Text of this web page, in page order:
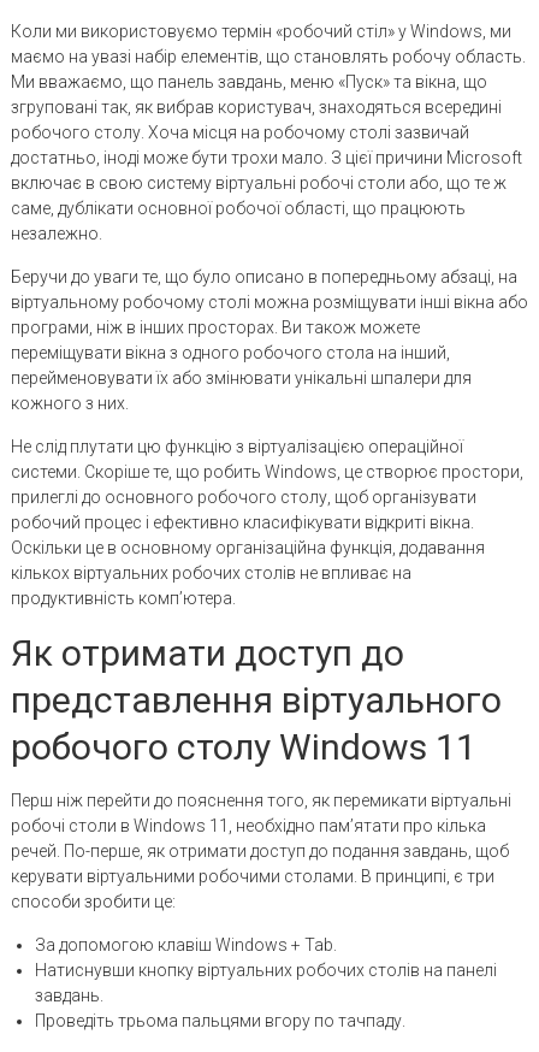
Коли ми використовуємо термін «робочий стіл» у Windows, ми
маємо на увазі набір елементів, що становлять робочу область.
Ми вважаємо, що панель завдань, меню «Пуск» та вікна, що
згруповані так, як вибрав користувач, знаходяться всередині
робочого столу. Хоча місця на робочому столі зазвичай
достатньо, іноді може бути трохи мало. З цієї причини Microsoft
включає в свою систему віртуальні робочі столи або, що те ж
саме, дублікати основної робочої області, що працюють
незалежно.
Беручи до уваги те, що було описано в попередньому абзаці, на
віртуальному робочому столі можна розміщувати інші вікна або
програми, ніж в інших просторах. Ви також можете
переміщувати вікна з одного робочого стола на інший,
перейменовувати їх або змінювати унікальні шпалери для
кожного з них.
Не слід плутати цю функцію з віртуалізацією операційної
системи. Скоріше те, що робить Windows, це створює простори,
прилеглі до основного робочого столу, щоб організувати
робочий процес і ефективно класифікувати відкриті вікна.
Оскільки це в основному організаційна функція, додавання
кількох віртуальних робочих столів не впливає на
продуктивність комп’ютера.
Як отримати доступ до
представлення віртуального
робочого столу Windows 11
Перш ніж перейти до пояснення того, як перемикати віртуальні
робочі столи в Windows 11, необхідно пам’ятати про кілька
речей. По-перше, як отримати доступ до подання завдань, щоб
керувати віртуальними робочими столами. В принципі, є три
способи зробити це:
За допомогою клавіш Windows + Tab.
Натиснувши кнопку віртуальних робочих столів на панелі
завдань.
Проведіть трьома пальцями вгору по тачпаду.